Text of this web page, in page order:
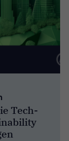
Tech-